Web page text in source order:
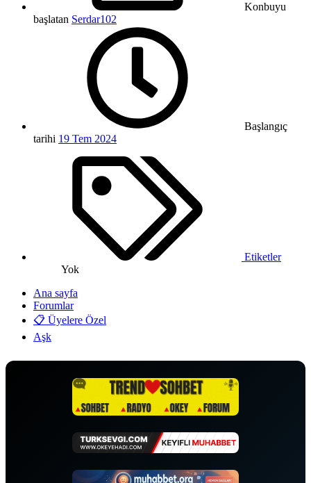
Konbuyu
başlatan Serdar102
Başlangıç
tarihi 19 Tem 2024
Etiketler
Yok
Ana sayfa
Forumlar
📋 Üyelere Özel
Aşk